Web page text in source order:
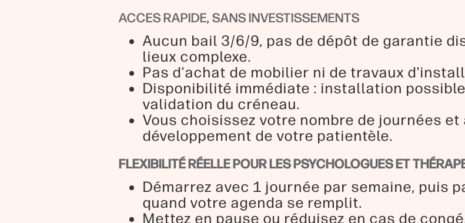
ACCES RAPIDE, SANS INVESTISSEMENTS
Aucun bail 3/6/9, pas de dépôt de garantie
lieux complexe.
Pas d'achat de mobilier ni de travaux
Disponibilité immédiate : installation
validation du créneau.
Vous choisissez votre nombre de journées et
développement de votre patientèle.
FLEXIBILITÉ RÉELLE POUR LES PSYCHOLOGUES ET
Démarrez avec 1 journée par semaine, puis
quand votre agenda se remplit.
Mettez en pause ou réduisez en cas de